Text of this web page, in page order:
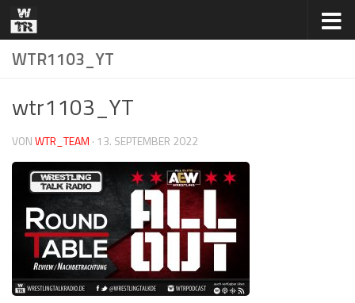
Zum Inhalt springen
WTR1103_YT
wtr1103_YT
VONWTR_TEAM · 13. SEPTEMBER 2022